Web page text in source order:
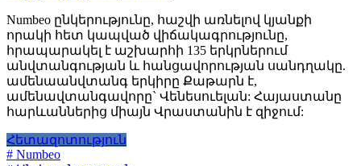
Numbeo ընկերությունը, հաշվի առնելով կյանքի
որակի հետ կապված վիճակագրությունը,
հրապարակել է աշխարհի 135 երկրներում
անվտանգության և հանցավորության սանդղակը.
ամենաանվտանգ երկիրը Քաթարն է,
ամենավտանգավորը` Վենեսուելան: Հայաստանը
հարևաններից միայն Վրաստանին է զիջում:
Հետազոտություն
# Numbeo